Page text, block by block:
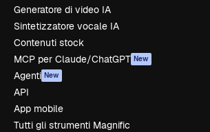
Generatore di video IA
Sintetizzatore vocale IA
Contenuti stock
MCP per Claude/ChatGPT New
Agenti New
API
App mobile
Tutti gli strumenti Magnific